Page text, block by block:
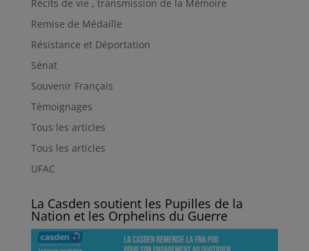
Récits de vie , transmission de la Mémoire
Remise de Médaille
Résistance et Déportation
Sénat
Souvenir Français
Témoignages
Tous les articles
Tous les articles
UFAC
La Casden soutient les Pupilles de la
Nation et les Orphelins du Guerre